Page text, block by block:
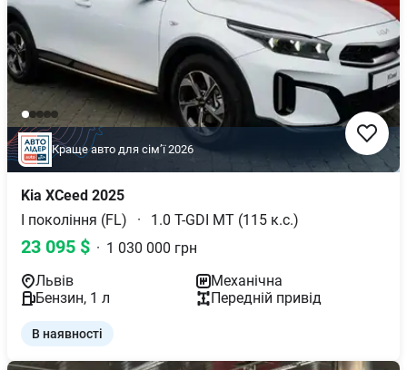
Краще авто для сімʼї 2026
Kia XCeed 2025
І покоління (FL)
· 1.0 T-GDI MT (115 к.с.)
23 095 $ · 1 030 000 грн
Львів
Механічна
Бензин, 1 л Передній привід
В наявності